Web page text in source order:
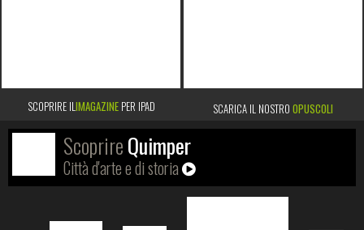
SCOPRIRE ILIMAGAZINEPER IPAD SCARICA IL NOSTRO OPUSCOLI
ScoprireQuimper
Città d'arte e di storia